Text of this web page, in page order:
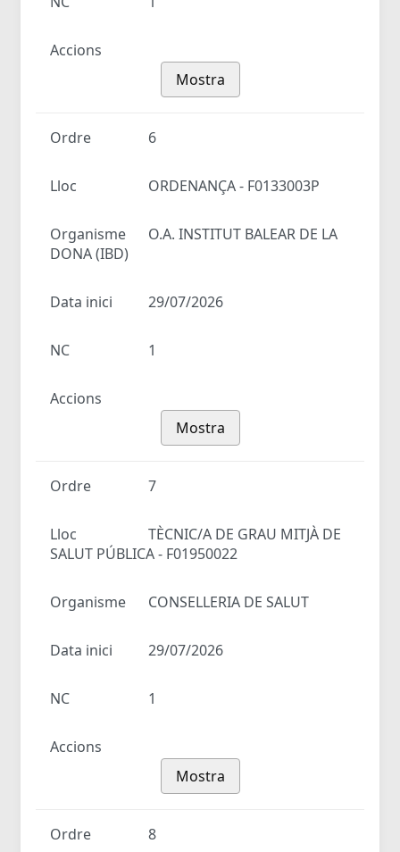
Accions
Mostra
Ordre 6
Lloc ORDENANÇA - F0133003P
Organisme
O.A. INSTITUT BALEAR DE LA
DONA (IBD)
Data inici 29/07/2026
NC 1
Accions
Mostra
Ordre 7
Lloc
TÈCNIC/A DE GRAU MITJÀ DE
SALUT PÚBLICA - F01950022
Organisme CONSELLERIA DE SALUT
Data inici 29/07/2026
NC 1
Accions
Mostra
Ordre 8